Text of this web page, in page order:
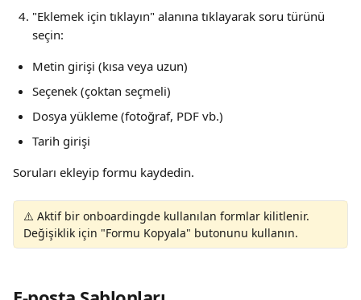
"Eklemek için tıklayın" alanına tıklayarak soru türünü
seçin:
Metin girişi (kısa veya uzun)
Seçenek (çoktan seçmeli)
Dosya yükleme (fotoğraf, PDF vb.)
Tarih girişi
Soruları ekleyip formu kaydedin.
⚠️ Aktif bir onboardingde kullanılan formlar kilitlenir.
Değişiklik için "Formu Kopyala" butonunu kullanın.